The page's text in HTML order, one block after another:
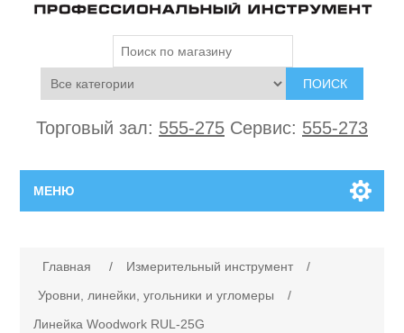
ПОИСК
Торговый зал: 555-275 Сервис: 555-273
МЕНЮ
Главная / Измерительный инструмент
/
Уровни, линейки, угольники и угломеры
/
Линейка Woodwork RUL-25G